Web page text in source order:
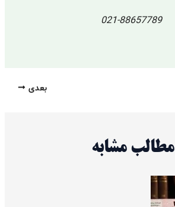
021-88657789
بعدی
مطالب مشابه